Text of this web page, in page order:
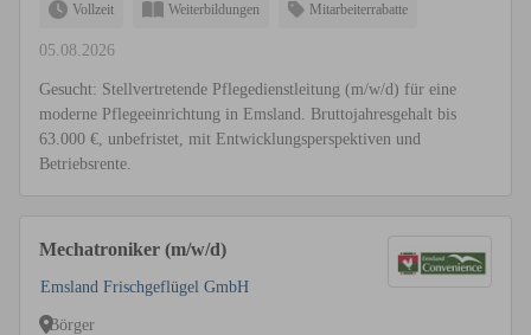
Vollzeit Weiterbildungen Mitarbeiterrabatte
05.08.2026
Gesucht: Stellvertretende Pflegedienstleitung (m/w/d) für eine
moderne Pflegeeinrichtung in Emsland. Bruttojahresgehalt bis
63.000 €, unbefristet, mit Entwicklungsperspektiven und
Betriebsrente.
Mechatroniker (m/w/d)
Emsland Frischgeflügel GmbH
Börger